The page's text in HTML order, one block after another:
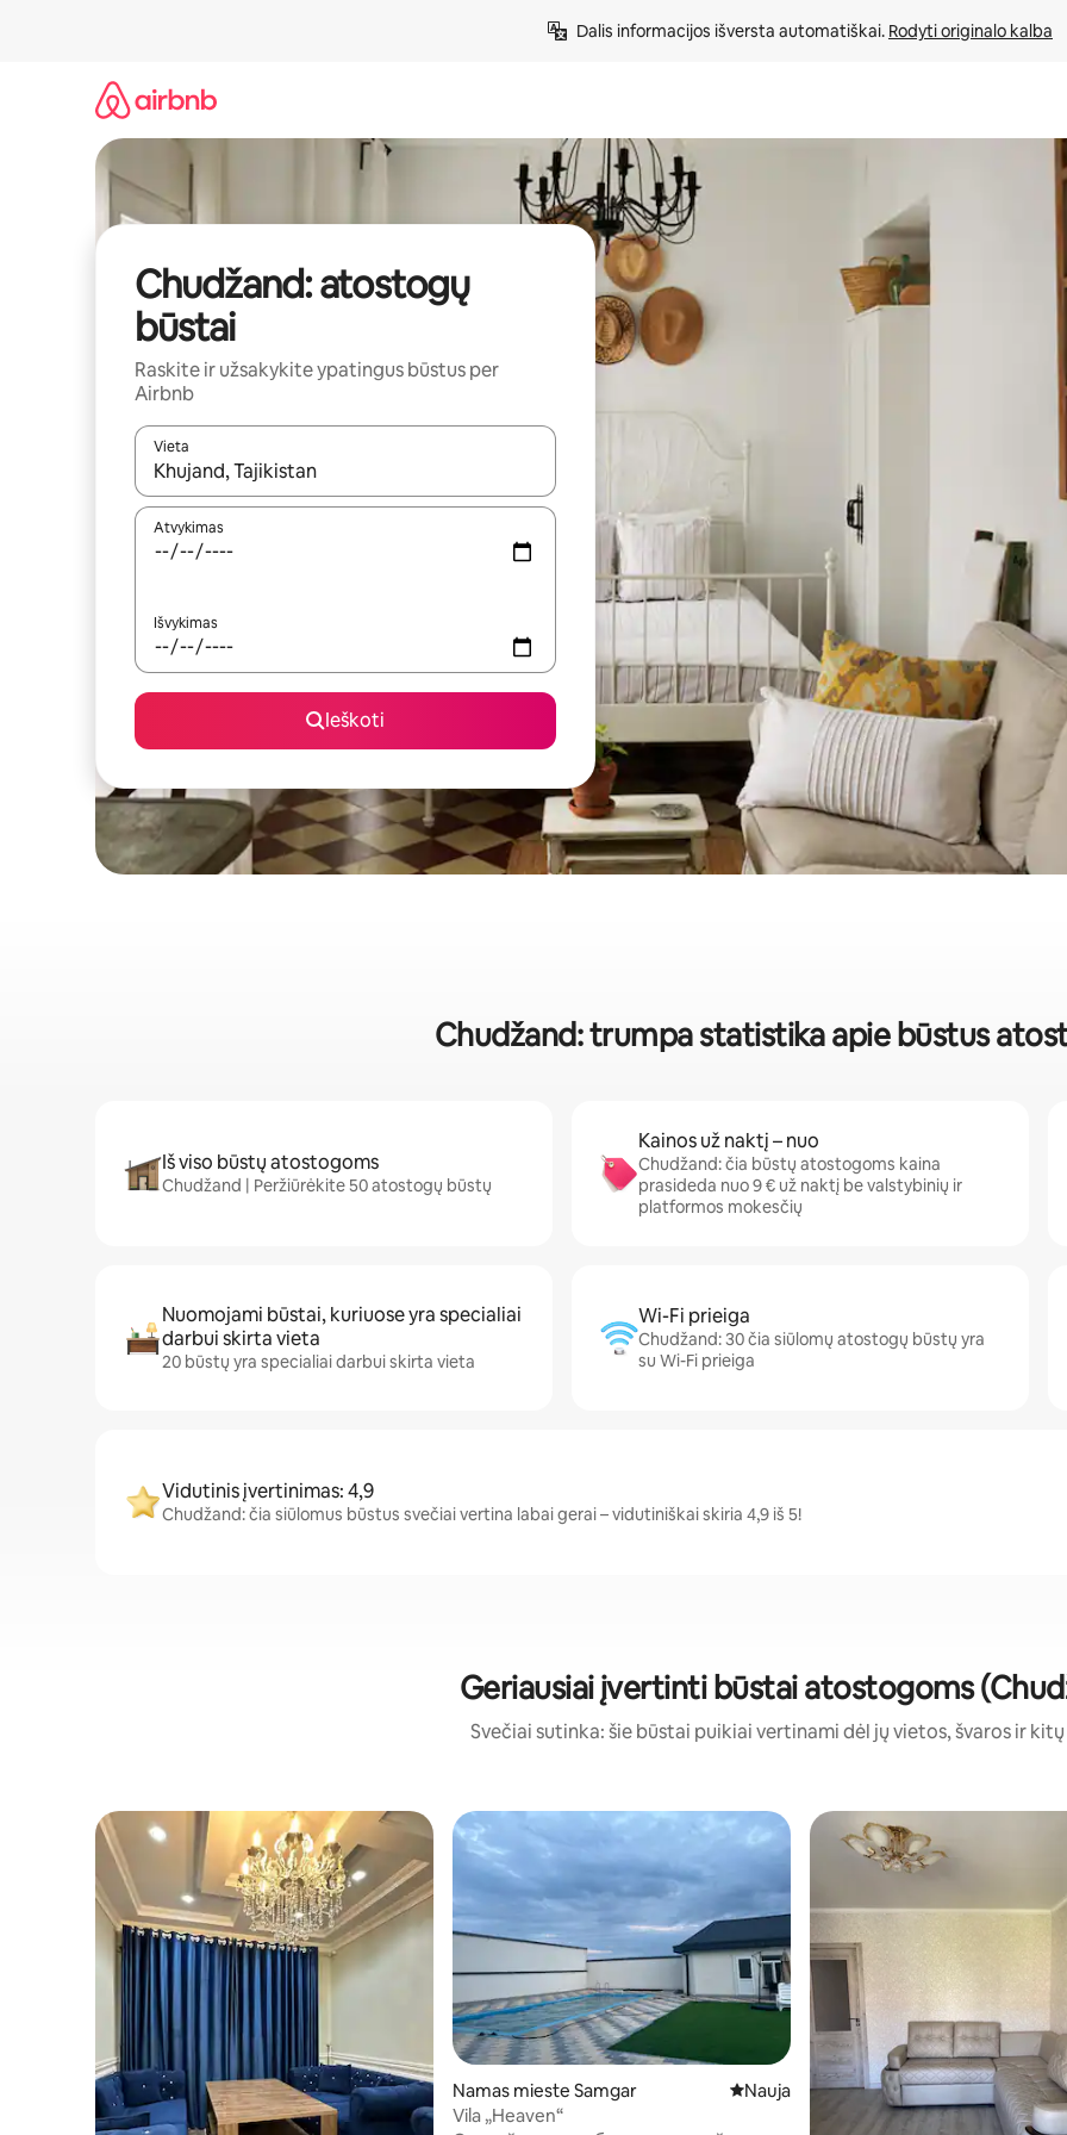
Dalis informacijos išversta automatiškai. Rodyti originalo kalba
Chudžand: atostogų
būstai
Raskite ir užsakykite ypatingus būstus per
Airbnb
Vieta
Kai pasirodys paieškos rezultatai, juos naršyti galite naudodami rodykles aukštyn ir žemyn arba liesdami ir braukdami
Atvykimas
Išvykimas
Ieškoti
Chudžand: trumpa statistika apie būstus
Iš viso būstų atostogoms
Chudžand | Peržiūrėkite 50 atostogų būstų
Kainos už naktį – nuo
Chudžand: čia būstų atostogoms kaina
prasideda nuo 9 € už naktį be valstybinių ir
platformos mokesčių
Nuomojami būstai, kuriuose yra specialiai
darbui skirta vieta
20 būstų yra specialiai darbui skirta vieta
Wi-Fi prieiga
Chudžand: 30 čia siūlomų atostogų būstų yra
su Wi-Fi prieiga
Vidutinis įvertinimas: 4,9
Chudžand: čia siūlomus būstus svečiai vertina labai gerai – vidutiniškai skiria 4,9 iš 5!
Geriausiai įvertinti būstai atostogoms
Svečiai sutinka: šie būstai puikiai vertinami dėl jų vietos, švaros ir
Namas mieste Samgar Nauja vieta apsistoti
Nauja
Vila „Heaven“